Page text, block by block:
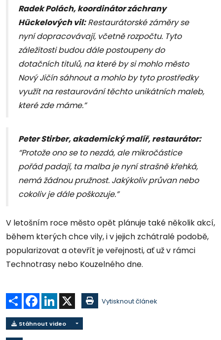
Radek Polách, koordinátor záchrany
Hückelových vil:Restaurátorské záměry se
nyní dopracovávají, včetně rozpočtu. Tyto
záležitosti budou dále postoupeny do
dotačních titulů, na které by si mohlo město
Nový Jičín sáhnout a mohlo by tyto prostředky
využít na restaurování těchto unikátních maleb,
které zde máme.”
Peter Stirber, akademický malíř, restaurátor:
“Protože ono se to nezdá, ale mikročástice
pořád padají, ta malba je nyní strašně křehká,
nemá žádnou pružnost. Jakýkoliv průvan nebo
cokoliv je dále poškozuje.”
V letošním roce město opět plánuje také několik akcí,
během kterých chce vily, i v jejich zchátralé podobě,
popularizovat a otevřít je veřejnosti, ať už v rámci
Technotrasy nebo Kouzelného dne.
Sdílet Facebook
LinkedIn Vytisknout článek
Stáhnout video